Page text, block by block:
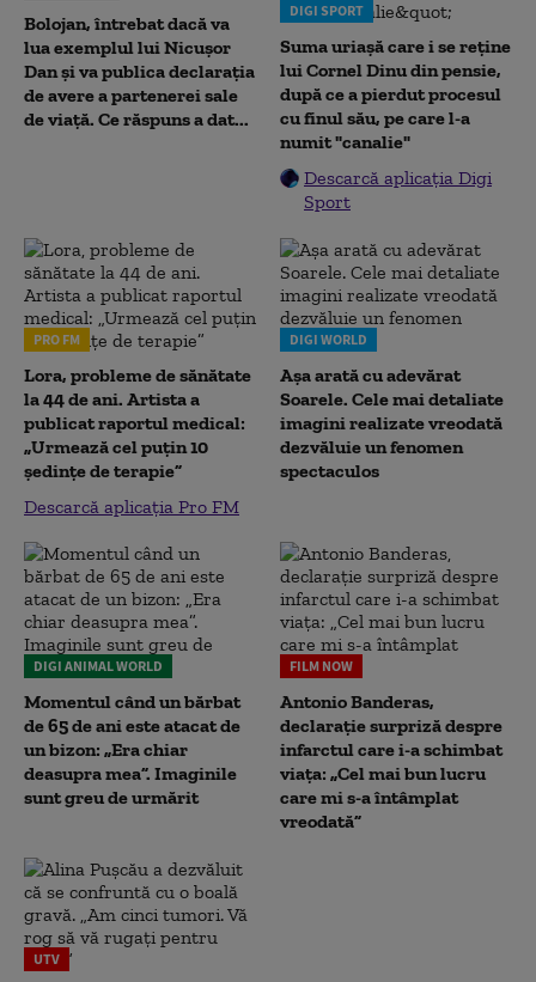
Bolojan, întrebat dacă va
lua exemplul lui Nicușor
Dan și va publica declarația
de avere a partenerei sale
de viață. Ce răspuns a dat...
DIGI SPORT
Suma uriașă care i se reține
lui Cornel Dinu din pensie,
după ce a pierdut procesul
cu finul său, pe care l-a
numit "canalie"
Descarcă aplicația Digi
Sport
PRO FM
Lora, probleme de sănătate
la 44 de ani. Artista a
publicat raportul medical:
„Urmează cel puțin 10
ședințe de terapie”
Descarcă aplicația Pro FM
DIGI WORLD
Așa arată cu adevărat
Soarele. Cele mai detaliate
imagini realizate vreodată
dezvăluie un fenomen
spectaculos
DIGI ANIMAL WORLD
Momentul când un bărbat
de 65 de ani este atacat de
un bizon: „Era chiar
deasupra mea”. Imaginile
sunt greu de urmărit
FILM NOW
Antonio Banderas,
declarație surpriză despre
infarctul care i-a schimbat
viața: „Cel mai bun lucru
care mi s-a întâmplat
vreodată”
UTV